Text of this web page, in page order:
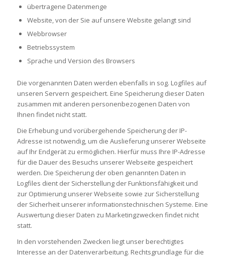
übertragene Datenmenge
Website, von der Sie auf unsere Website gelangt sind
Webbrowser
Betriebssystem
Sprache und Version des Browsers
Die vorgenannten Daten werden ebenfalls in sog. Logfiles auf
unseren Servern gespeichert. Eine Speicherung dieser Daten
zusammen mit anderen personenbezogenen Daten von
Ihnen findet nicht statt.
Die Erhebung und vorübergehende Speicherung der IP-
Adresse ist notwendig, um die Auslieferung unserer Webseite
auf Ihr Endgerät zu ermöglichen. Hierfür muss Ihre IP-Adresse
für die Dauer des Besuchs unserer Webseite gespeichert
werden. Die Speicherung der oben genannten Daten in
Logfiles dient der Sicherstellung der Funktionsfähigkeit und
zur Optimierung unserer Webseite sowie zur Sicherstellung
der Sicherheit unserer informationstechnischen Systeme. Eine
Auswertung dieser Daten zu Marketingzwecken findet nicht
statt.
In den vorstehenden Zwecken liegt unser berechtigtes
Interesse an der Datenverarbeitung. Rechtsgrundlage für die